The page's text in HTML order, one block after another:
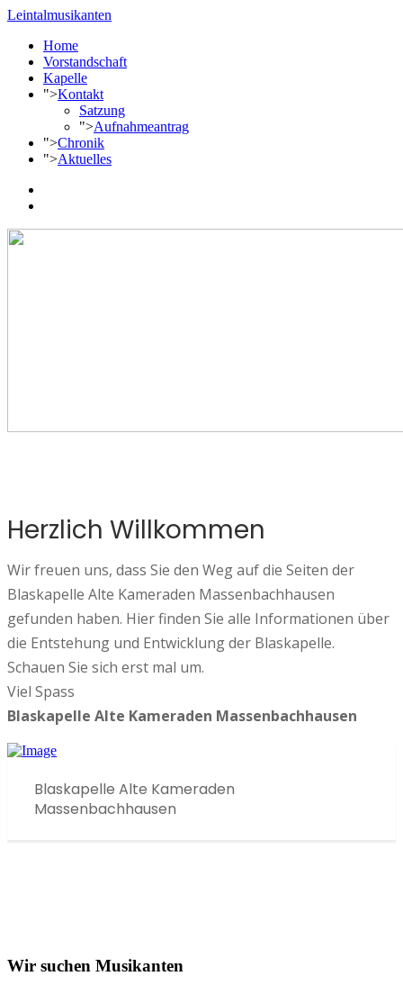
Leintalmusikanten
Home
Vorstandschaft
Kapelle
">Kontakt
Satzung
">Aufnahmeantrag
">Chronik
">Aktuelles
Herzlich Willkommen
Wir freuen uns, dass Sie den Weg auf die Seiten der
Blaskapelle Alte Kameraden Massenbachhausen
gefunden haben. Hier finden Sie alle Informationen über
die Entstehung und Entwicklung der Blaskapelle.
Schauen Sie sich erst mal um.
Viel Spass
Blaskapelle Alte Kameraden Massenbachhausen
Blaskapelle Alte Kameraden
Massenbachhausen
Wir suchen Musikanten